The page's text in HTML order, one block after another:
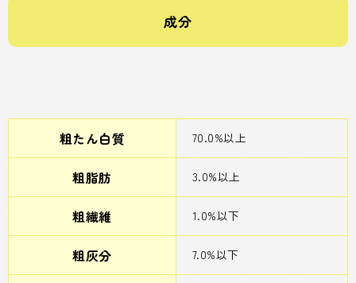
成分
粗たん白質 70.0%以上
粗脂肪 3.0%以上
粗繊維 1.0%以下
粗灰分 7.0%以下